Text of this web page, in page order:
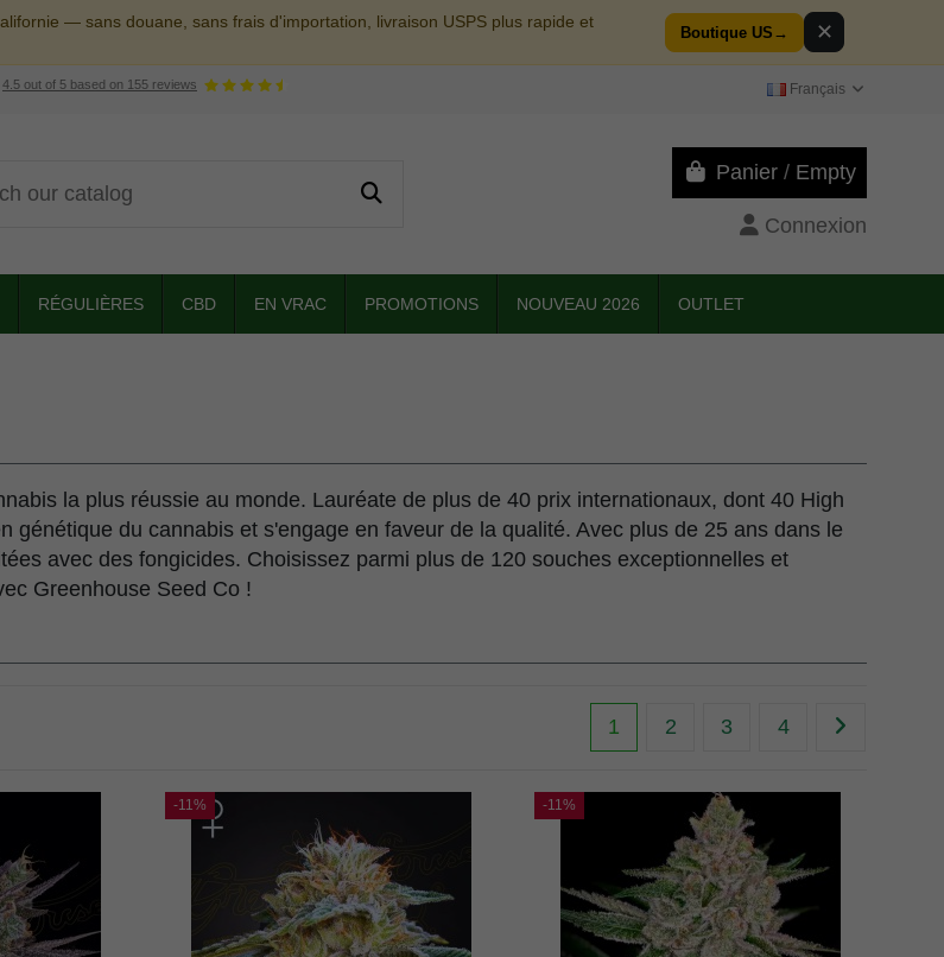
— sans douane, sans frais d'importation, livraison USPS plus rapide et
Boutique US → ✕
4.5 out of 5 based on 155 reviews Français
Panier / Empty
Connexion
RÉGULIÈRES CBD EN VRAC PROMOTIONS NOUVEAU 2026 OUTLET
la plus réussie au monde. Lauréate de plus de 40 prix internationaux, dont 40 High
génétique du cannabis et s'engage en faveur de la qualité. Avec plus de 25 ans dans le
avec des fongicides. Choisissez parmi plus de 120 souches exceptionnelles et
Greenhouse Seed Co !
1 2 3 4
-11% -11%